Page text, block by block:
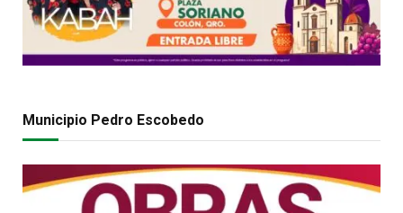
Municipio Pedro Escobedo